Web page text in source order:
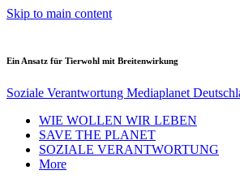
Skip to main content
Ein Ansatz für Tierwohl mit Breitenwirkung
Soziale Verantwortung Mediaplanet
WIE WOLLEN WIR LEBEN
SAVE THE PLANET
SOZIALE VERANTWORTUNG
More